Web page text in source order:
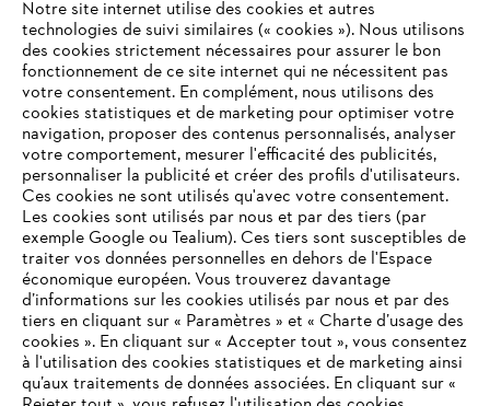
L'Entreprise
Questions / Réponses
Service
VOTRE NAVIGATEUR INTERNET
Notre site internet utilise des cookies et autres
technologies de suivi similaires (« cookies »). Nous utilisons
des cookies strictement nécessaires pour assurer le bon
fonctionnement de ce site internet qui ne nécessitent pas
votre consentement. En complément, nous utilisons des
cookies statistiques et de marketing pour optimiser votre
navigation, proposer des contenus personnalisés, analyser
votre comportement, mesurer l'efficacité des publicités,
personnaliser la publicité et créer des profils d'utilisateurs.
Ces cookies ne sont utilisés qu'avec votre consentement.
Les cookies sont utilisés par nous et par des tiers (par
exemple Google ou Tealium). Ces tiers sont susceptibles de
traiter vos données personnelles en dehors de l'Espace
économique européen. Vous trouverez davantage
d’informations sur les cookies utilisés par nous et par des
tiers en cliquant sur « Paramètres » et « Charte d’usage des
cookies ». En cliquant sur « Accepter tout », vous consentez
à l'utilisation des cookies statistiques et de marketing ainsi
qu’aux traitements de données associées. En cliquant sur «